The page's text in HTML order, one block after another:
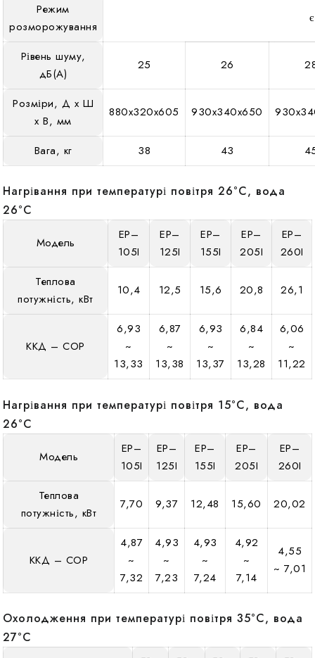
Режим
розморожування
є
Рівень шуму,
дБ(А)
25 26
Розміри, Д х Ш
х В, мм
880х320х605 930х340х650
Вага, кг 38 43
Нагрівання при температурі повітря 26°C, вода
26°C
Модель
EP–
105I
EP–
125I
EP–
155I
EP–
205I
EP–
260I
Теплова
потужність, кВт
10,4 12,5 15,6 20,8 26,1
ККД – COP
6,93
~
13,33
6,87
~
13,38
6,93
~
13,37
6,84
~
13,28
6,06
~
11,22
Нагрівання при температурі повітря 15°C, вода
26°C
Модель
EP–
105I
EP–
125I
EP–
155I
EP–
205I
EP–
260I
Теплова
потужність, кВт
7,70 9,37 12,48 15,60 20,02
ККД – COP
4,87
~
7,32
4,93
~
7,23
4,93
~
7,24
4,92
~
7,14
4,55
~ 7,01
Охолодження при температурі повітря 35°C, вода
27°C